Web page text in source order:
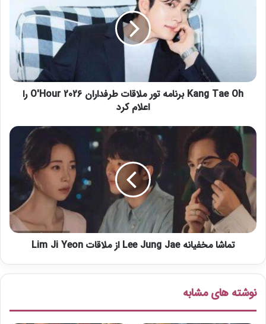
h
ا
و
ر
م
ل
ا
ت
ر
Kang Tae Oh برنامه تور ملاقات طرفداران 2026 O'Hour را
اعلام کرد
ت
ا
م
خ
ف
ی
e
e
تماشا مخفیانه Lee Jung Jae از ملاقات Lim Ji Yeon
نوشته های مشابه